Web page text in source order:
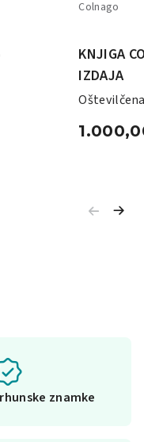
Colnago
KNJIGA
IZDAJA
znamke